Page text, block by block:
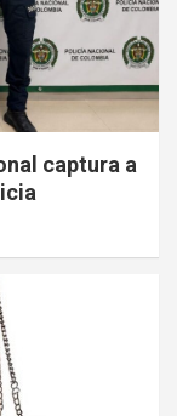
captura a